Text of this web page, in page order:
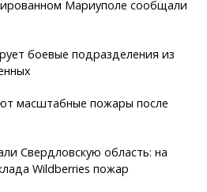
Мариуполе сообщали
боевые подразделения из
масштабные пожары после
Свердловскую область: на
Wildberries пожар